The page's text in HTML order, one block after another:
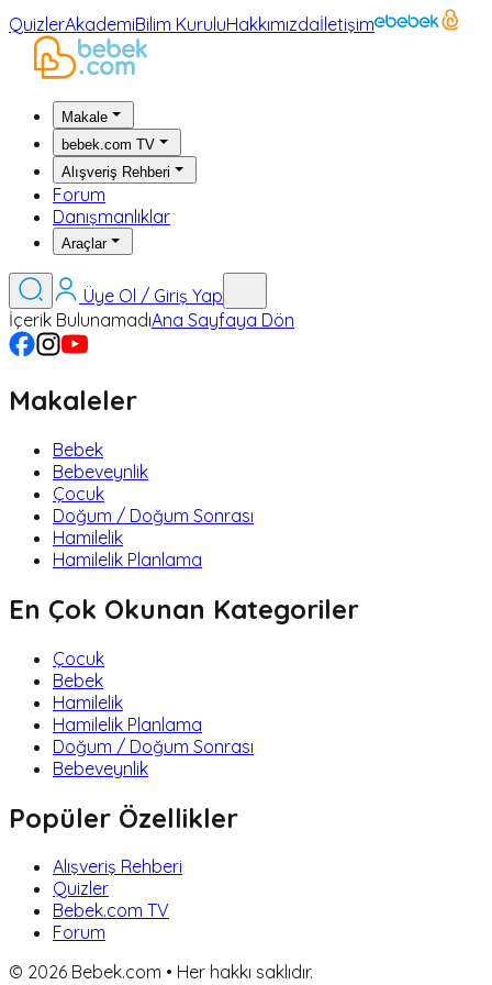
QuizlerAkademiBilim KuruluHakkımızdaİletişim
Makale
bebek.com TV
Alışveriş Rehberi
Forum
Danışmanlıklar
Araçlar
Üye Ol / Giriş Yap
İçerik BulunamadıAna Sayfaya Dön
Makaleler
Bebek
Bebeveynlik
Çocuk
Doğum / Doğum Sonrası
Hamilelik
Hamilelik Planlama
En Çok Okunan Kategoriler
Çocuk
Bebek
Hamilelik
Hamilelik Planlama
Doğum / Doğum Sonrası
Bebeveynlik
Popüler Özellikler
Alışveriş Rehberi
Quizler
Bebek.com TV
Forum
© 2026 Bebek.com • Her hakkı saklıdır.